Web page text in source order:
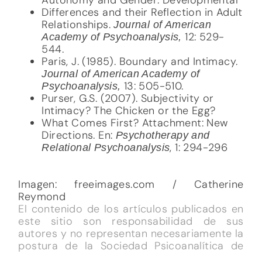
Differences and their Reflection in Adult
Relationships.Journal of American
Academy of Psychoanalysis, 12: 529-
544.
Paris, J. (1985). Boundary and Intimacy.
Journal of American Academy of
Psychoanalysis, 13: 505-510.
Purser, G.S. (2007). Subjectivity or
Intimacy? The Chicken or the Egg?
What Comes First? Attachment: New
Directions. En: Psychotherapy and
Relational Psychoanalysis, 1: 294-296
Imagen: freeimages.com / Catherine
Reymond
El contenido de los artículos publicados en
este sitio son responsabilidad de sus
autores y no representan necesariamente la
postura de la Sociedad Psicoanalítica de